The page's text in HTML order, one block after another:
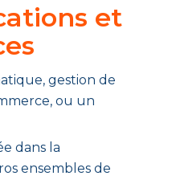
et
gestion de
ou un
dans la
ensembles de